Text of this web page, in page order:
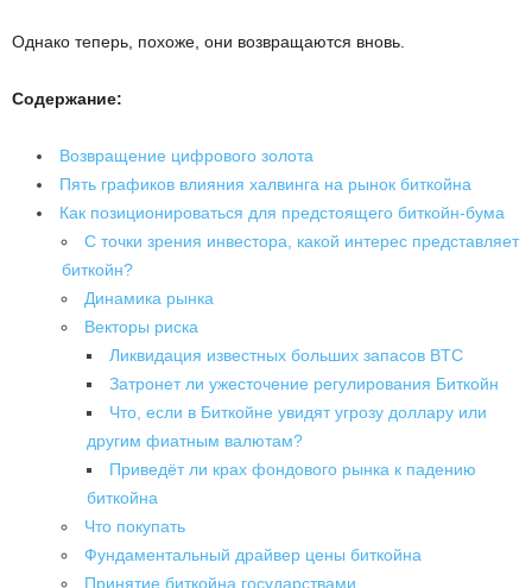
Однако теперь, похоже, они возвращаются вновь.
Содержание:
Возвращение цифрового золота
Пять графиков влияния халвинга на рынок биткойна
Как позиционироваться для предстоящего биткойн-бума
С точки зрения инвестора, какой интерес представляет
биткойн?
Динамика рынка
Векторы риска
Ликвидация известных больших запасов BTC
Затронет ли ужесточение регулирования Биткойн
Что, если в Биткойне увидят угрозу доллару или
другим фиатным валютам?
Приведёт ли крах фондового рынка к падению
биткойна
Что покупать
Фундаментальный драйвер цены биткойна
Принятие биткойна государствами